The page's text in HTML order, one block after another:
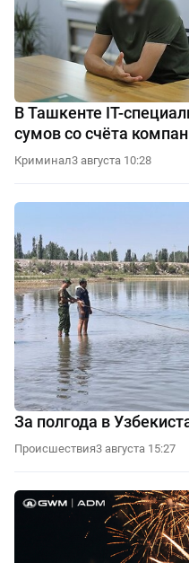
В Ташкенте IT-
сумов со счёта
Криминал3 августа 10:28
За полгода в
Происшествия3 августа 15:27